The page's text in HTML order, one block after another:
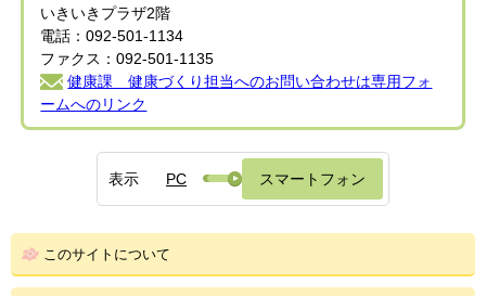
いきいきプラザ2階
電話：092-501-1134
ファクス：092-501-1135
健康課 健康づくり担当へのお問い合わせは専用フォ
ームへのリンク
表示 PC スマートフォン
このサイトについて